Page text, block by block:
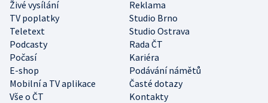
Živé vysílání
Reklama
TV poplatky
Studio Brno
Teletext
Studio Ostrava
Podcasty
Rada ČT
Počasí
Kariéra
E-shop
Podávání námětů
Mobilní a TV aplikace
Časté dotazy
Vše o ČT
Kontakty